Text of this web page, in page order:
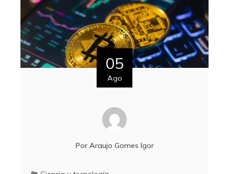
05
Ago
Por Araujo Gomes Igor